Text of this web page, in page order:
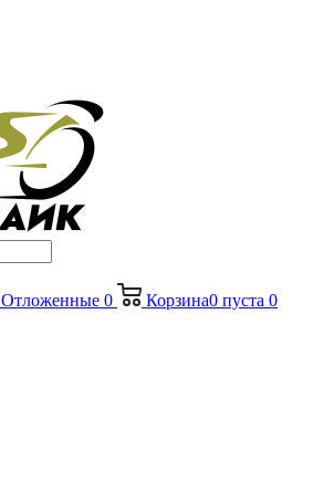
Отложенные 0 Корзина0 пуста 0